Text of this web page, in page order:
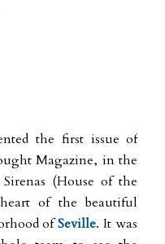
the first issue of
Magazine, in the
(House of the
of the beautiful
ofSeville. It was